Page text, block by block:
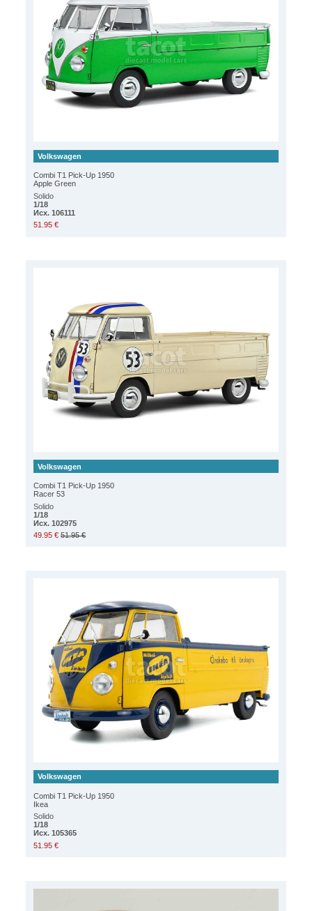
Volkswagen
Combi T1 Pick-Up 1950
Apple Green
Solido
1/18
Исх. 106111
51.95 €
Volkswagen
Combi T1 Pick-Up 1950
Racer 53
Solido
1/18
Исх. 102975
49.95 € 51.95 €
Volkswagen
Combi T1 Pick-Up 1950
Ikea
Solido
1/18
Исх. 105365
51.95 €